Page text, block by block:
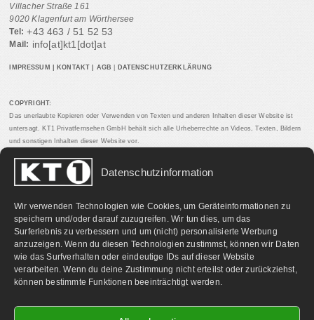
Datenschutzinformation
Wir verwenden Technologien wie Cookies, um Geräteinformationen zu
speichern und/oder darauf zuzugreifen. Wir tun dies, um das
Surferlebnis zu verbessern und um (nicht) personalisierte Werbung
anzuzeigen. Wenn du diesen Technologien zustimmst, können wir Daten
wie das Surfverhalten oder eindeutige IDs auf dieser Website
verarbeiten. Wenn du deine Zustimmung nicht erteilst oder zurückziehst,
können bestimmte Funktionen beeinträchtigt werden.
Villacher Straße 161
9020 Klagenfurt am Wörthersee
Tel: +43 463 / 51 52 53
Mail: info[at]kt1[dot]at
IMPRESSUM KONTAKT AGB DATENSCHUTZERKLÄRUNG
COPYRIGHT:
Das unerlaubte Kopieren oder Verwenden von Texten und anderen Inhalten dieser Website ist
untersagt. KT1 Privatfernsehen GmbH behält sich alle Urheberrechte an Videos, Texten, Bildern
und sonstigen Inhalten dieser Website vor.
PARTNERLINKS: